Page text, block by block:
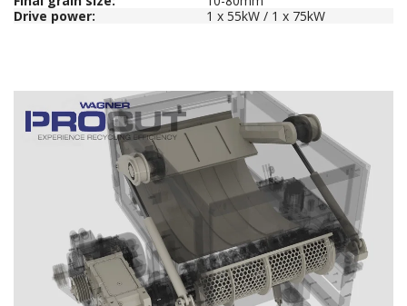
Drive power:
1 x 55kW / 1 x 75kW